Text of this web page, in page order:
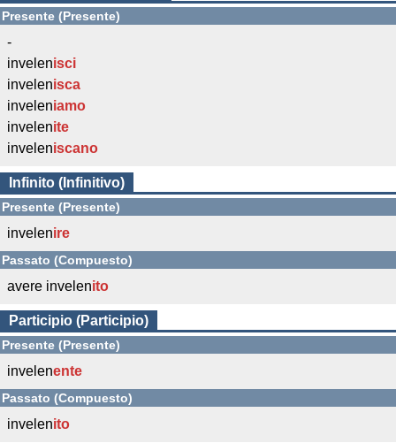
Presente (Presente)
-
invelenisci
invelenisca
inveleniamo
invelenite
inveleniscano
Infinito (Infinitivo)
Presente (Presente)
invelenire
Passato (Compuesto)
avere invelenito
Participio (Participio)
Presente (Presente)
invelenente
Passato (Compuesto)
invelenito